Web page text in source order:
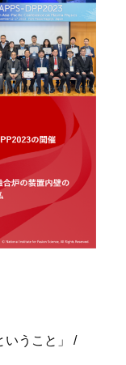
いうこと」 /